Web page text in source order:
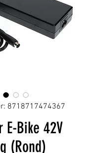
8718717474367
E-Bike 42V
(Rond)